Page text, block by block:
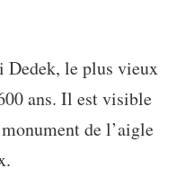
Dedek, le plus vieux
ans. Il est visible
de l’aigle